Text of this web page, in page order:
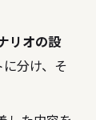
リオの設
分け、そ